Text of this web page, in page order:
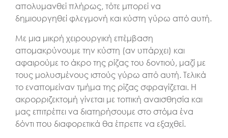
απολυμανθεί πλήρως, τότε μπορεί να
δημιουργηθεί φλεγμονή και κύστη γύρω από αυτή.
Με μια μικρή χειρουργική επέμβαση
απομακρύνουμε την κύστη (αν υπάρχει) και
αφαιρούμε το άκρο της ρίζας του δοντιού, μαζί με
τους μολυσμένους ιστούς γύρω από αυτή. Τελικά
το εναπομείναν τμήμα της ρίζας σφραγίζεται. Η
ακρορριζεκτομή γίνεται με τοπική αναισθησία και
μας επιτρέπει να διατηρήσουμε στο στόμα ένα
δόντι που διαφορετικά θα έπρεπε να εξαχθεί.